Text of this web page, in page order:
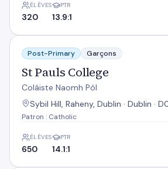
ÉLÈVES
320
PTR
13.9:1
St Pauls College
Post-Primary Garçons
St Pauls College
Coláiste Naomh Pól
Sybil Hill, Raheny, Dublin · Dublin ·
Patron : Catholic
ÉLÈVES
650
PTR
14.1:1